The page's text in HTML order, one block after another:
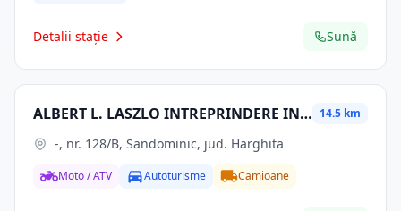
Detalii stație Sună
ALBERT L. LASZLO INTREPRINDERE INDIVIDUALA 14.5 km
-, nr. 128/B, Sandominic, jud. Harghita
Moto / ATV Autoturisme Camioane